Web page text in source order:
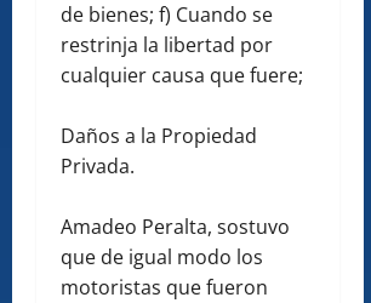
de bienes; f) Cuando se
restrinja la libertad por
cualquier causa que fuere;
Daños a la Propiedad
Privada.
Amadeo Peralta, sostuvo
que de igual modo los
motoristas que fueron